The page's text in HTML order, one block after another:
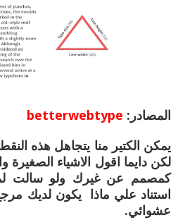
المصادر:
يمكن الكتير منا يتجاهل هذه
لكن دايما اقول الاشياء الصغيرة
كمصمم عن غيرك ولو سالت
استناد علي ماذا يكون لديك
عشوائي.